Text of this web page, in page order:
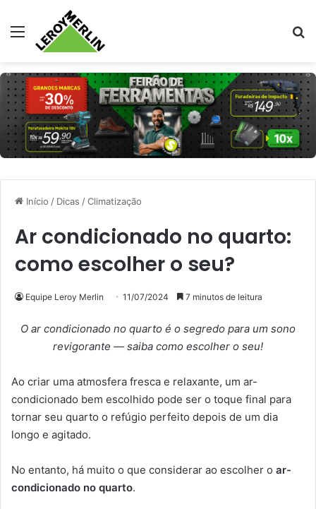
Menu
Início / Dicas /Climatização
Ar condicionado no quarto:
como escolher o seu?
Equipe Leroy Merlin 11/07/2024 7 minutos de leitura
O ar condicionado no quarto é o segredo para um sono
revigorante — saiba como escolher o seu!
Ao criar uma atmosfera fresca e relaxante, um ar-
condicionado bem escolhido pode ser o toque final para
tornar seu quarto o refúgio perfeito depois de um dia
longo e agitado.
No entanto, há muito o que considerar ao escolher o ar-
condicionado no quarto.